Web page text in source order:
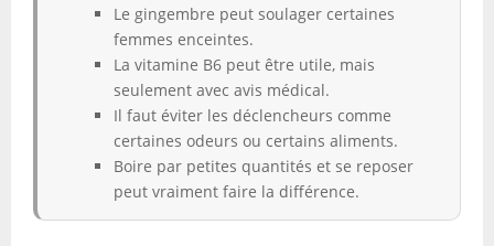
Le gingembre peut soulager certaines
femmes enceintes.
La vitamine B6 peut être utile, mais
seulement avec avis médical.
Il faut éviter les déclencheurs comme
certaines odeurs ou certains aliments.
Boire par petites quantités et se reposer
peut vraiment faire la différence.